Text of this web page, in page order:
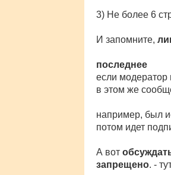
3) Не более 6
И запомните,
последнее
если модератор
в этом же
например, был
потом идет
А вот
запрещено. -